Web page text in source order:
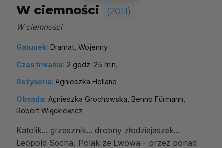
W ciemności (2011)
W ciemności
Gatunek: Dramat, Wojenny
Czas trwania: 2 godz. 25 min.
Reżyseria: Agnieszka Holland
Obsada: Agnieszka Grochowska, Benno Fürmann,
Robert Więckiewicz
Katolik... grzesznik... drobny złodziejaszek...
Leopold Socha, Polak ze Lwowa - przez ponad